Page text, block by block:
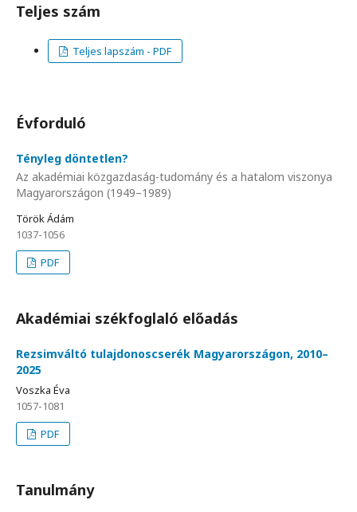
Teljes szám
Teljes lapszám - PDF
Évforduló
Tényleg döntetlen?
Az akadémiai közgazdaság-tudomány és a hatalom viszonya
Magyarországon (1949–1989)
Török Ádám
1037-1056
PDF
Akadémiai székfoglaló előadás
Rezsimváltó tulajdonoscserék Magyarországon, 2010–
2025
Voszka Éva
1057-1081
PDF
Tanulmány